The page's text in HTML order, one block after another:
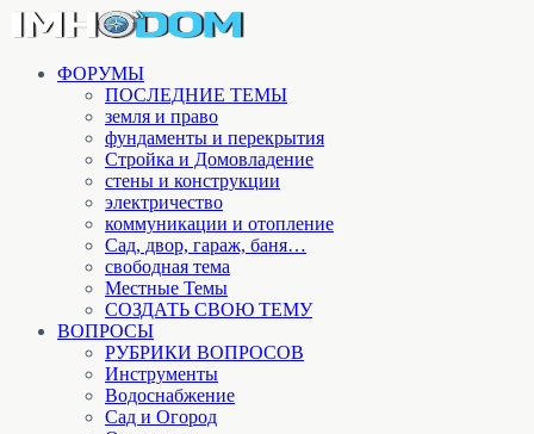
ФОРУМЫ
ПОСЛЕДНИЕ ТЕМЫ
земля и право
фундаменты и перекрытия
Стройка и Домовладение
стены и конструкции
электричество
коммуникации и отопление
Cад, двор, гараж, баня…
свободная тема
Местные Темы
СОЗДАТЬ СВОЮ ТЕМУ
ВОПРОСЫ
РУБРИКИ ВОПРОСОВ
Инструменты
Водоснабжение
Сад и Огород